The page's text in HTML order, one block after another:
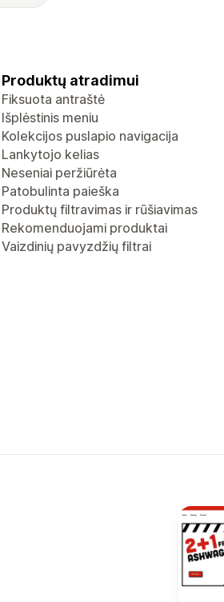
Produktų atradimui
Fiksuota antraštė
Išplėstinis meniu
Kolekcijos puslapio navigacija
Lankytojo kelias
Neseniai peržiūrėta
Patobulinta paieška
Produktų filtravimas ir rūšiavimas
Rekomenduojami produktai
Vaizdinių pavyzdžių filtrai